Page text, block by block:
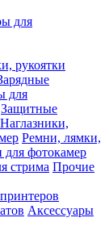
для
рукоятки
для
Защитные
Наглазники,
Ремни, лямки,
для фотокамер
стрима Прочие
Аксессуары